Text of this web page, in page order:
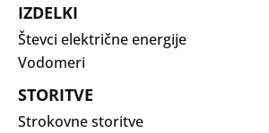
IZDELKI
Števci električne energije
Vodomeri
STORITVE
Strokovne storitve